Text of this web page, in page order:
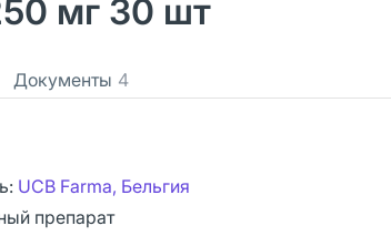
мг 30 шт
Документы 4
UCB Farma, Бельгия
препарат